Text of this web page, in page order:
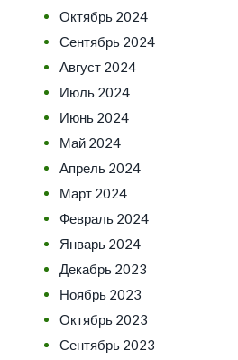
Октябрь 2024
Сентябрь 2024
Август 2024
Июль 2024
Июнь 2024
Май 2024
Апрель 2024
Март 2024
Февраль 2024
Январь 2024
Декабрь 2023
Ноябрь 2023
Октябрь 2023
Сентябрь 2023